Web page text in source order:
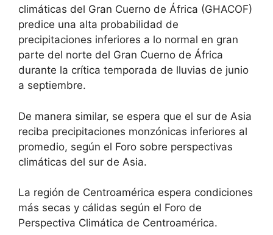
climáticas del Gran Cuerno de África (GHACOF)
predice una alta probabilidad de
precipitaciones inferiores a lo normal en gran
parte del norte del Gran Cuerno de África
durante la crítica temporada de lluvias de junio
a septiembre.
De manera similar, se espera que el sur de Asia
reciba precipitaciones monzónicas inferiores al
promedio, según el Foro sobre perspectivas
climáticas del sur de Asia.
La región de Centroamérica espera condiciones
más secas y cálidas según el Foro de
Perspectiva Climática de Centroamérica.